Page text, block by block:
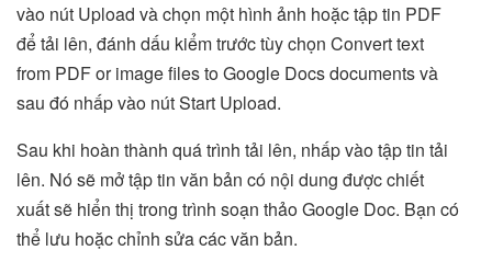
vào nút Upload và chọn một hình ảnh hoặc tập tin PDF
để tải lên, đánh dấu kiểm trước tùy chọn Convert text
from PDF or image files to Google Docs documents và
sau đó nhấp vào nút Start Upload.
Sau khi hoàn thành quá trình tải lên, nhấp vào tập tin tải
lên. Nó sẽ mở tập tin văn bản có nội dung được chiết
xuất sẽ hiển thị trong trình soạn thảo Google Doc. Bạn có
thể lưu hoặc chỉnh sửa các văn bản.